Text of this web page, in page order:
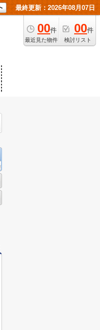
最終更新：2026年08月07日
00件
最近見た物件
00件
検討リスト